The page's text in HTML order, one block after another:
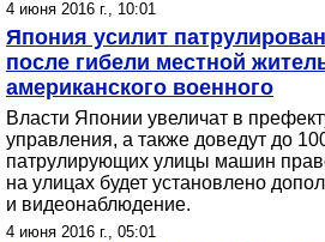
4 июня 2016 г., 10:01
Япония усилит
после гибели местной
американского военного
Власти Японии увеличат в
управления, а также доведут до
патрулирующих улицы машин
на улицах будет установлено
и видеонаблюдение.
4 июня 2016 г., 05:01